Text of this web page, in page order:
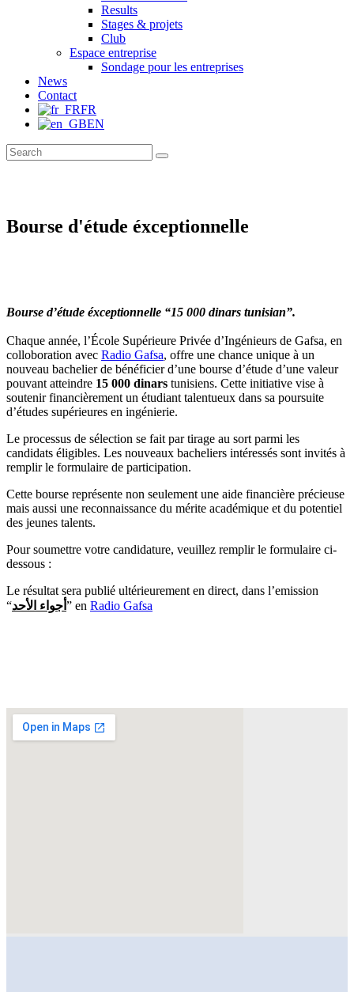
Results
Stages & projets
Club
Espace entreprise
Sondage pour les entreprises
News
Contact
FR
EN
Bourse d'étude éxceptionnelle
Bourse d’étude éxceptionnelle “15 000 dinars tunisian”.
Chaque année, l’École Supérieure Privée d’Ingénieurs de Gafsa, en
colloboration avec Radio Gafsa, offre une chance unique à un
nouveau bachelier de bénéficier d’une bourse d’étude d’une valeur
pouvant atteindre 15 000 dinars tunisiens. Cette initiative vise à
soutenir financièrement un étudiant talentueux dans sa poursuite
d’études supérieures en ingénierie.
Le processus de sélection se fait par tirage au sort parmi les
candidats éligibles. Les nouveaux bacheliers intéressés sont invités à
remplir le formulaire de participation.
Cette bourse représente non seulement une aide financière précieuse
mais aussi une reconnaissance du mérite académique et du potentiel
des jeunes talents.
Pour soumettre votre candidature, veuillez remplir le formulaire ci-
dessous :
Le résultat sera publié ultérieurement en direct, dans l’emission
“أجواء الأحد ” en Radio Gafsa